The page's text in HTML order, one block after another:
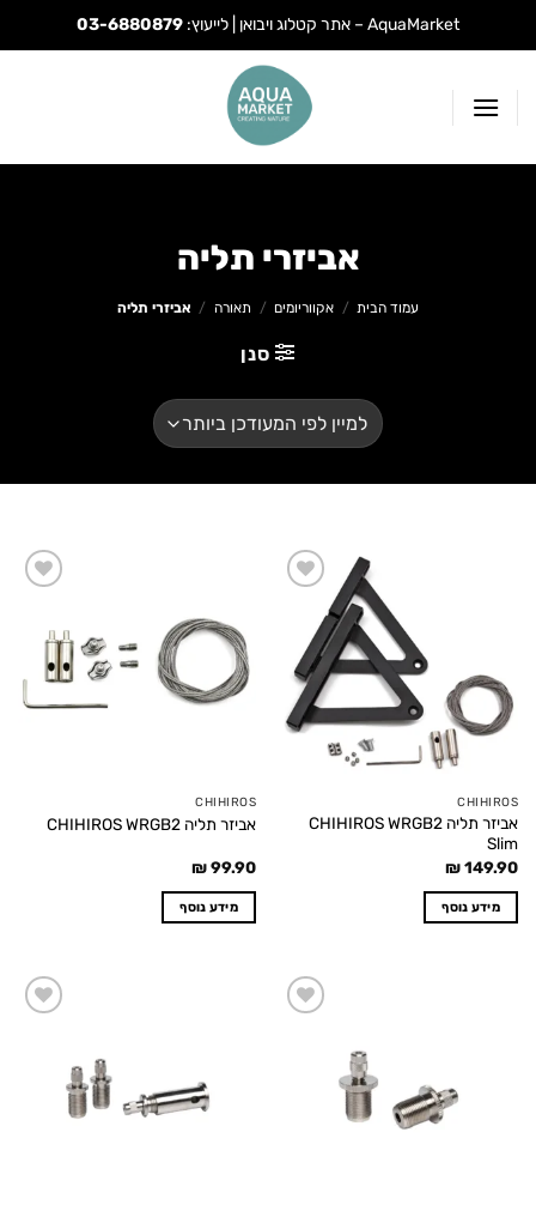
AquaMarket – אתר קטלוג ויבואן | לייעוץ: 03-6880879
content
אביזרי תליה
עמוד הבית / אקווריומים / תאורה / אביזרי תליה
סנן
wishlist
CHIHIROS
אביזר תליה CHIHIROS WRGB2
Slim
₪149.90
מידע נוסף
CHIHIROS
אביזר תליה CHIHIROS WRGB2
₪99.90
מידע נוסף